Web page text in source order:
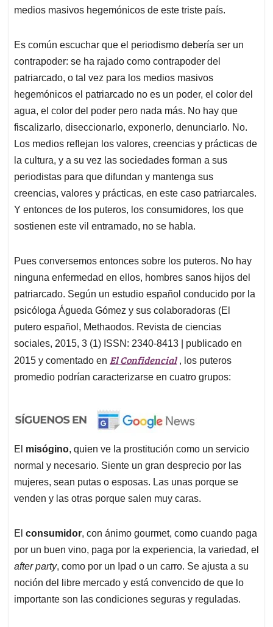
medios masivos hegemónicos de este triste país.
Es común escuchar que el periodismo debería ser un
contrapoder: se ha rajado como contrapoder del
patriarcado, o tal vez para los medios masivos
hegemónicos el patriarcado no es un poder, el color del
agua, el color del poder pero nada más. No hay que
fiscalizarlo, diseccionarlo, exponerlo, denunciarlo. No.
Los medios reflejan los valores, creencias y prácticas de
la cultura, y a su vez las sociedades forman a sus
periodistas para que difundan y mantenga sus
creencias, valores y prácticas, en este caso patriarcales.
Y entonces de los puteros, los consumidores, los que
sostienen este vil entramado, no se habla.
Pues conversemos entonces sobre los puteros. No hay
ninguna enfermedad en ellos, hombres sanos hijos del
patriarcado. Según un estudio español conducido por la
psicóloga Águeda Gómez y sus colaboradoras (El
putero español, Methaodos. Revista de ciencias
sociales, 2015, 3 (1) ISSN: 2340-8413 | publicado en
2015 y comentado en El Confidencial, los puteros
promedio podrían caracterizarse en cuatro grupos:
El misógino, quien ve la prostitución como un servicio
normal y necesario. Siente un gran desprecio por las
mujeres, sean putas o esposas. Las unas porque se
venden y las otras porque salen muy caras.
El consumidor, con ánimo gourmet, como cuando paga
por un buen vino, paga por la experiencia, la variedad, el
after party, como por un Ipad o un carro. Se ajusta a su
noción del libre mercado y está convencido de que lo
importante son las condiciones seguras y reguladas.